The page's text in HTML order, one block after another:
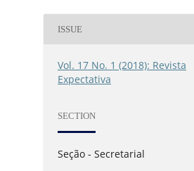
ISSUE
Vol. 17 No. 1 (2018): Revista
Expectativa
SECTION
Seção - Secretarial